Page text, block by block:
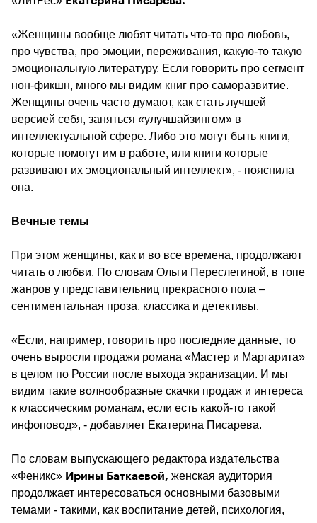
«Женщины вообще любят читать что-то про любовь,
про чувства, про эмоции, переживания, какую-то такую
эмоциональную литературу. Если говорить про сегмент
нон-фикшн, много мы видим книг про саморазвитие.
Женщины очень часто думают, как стать лучшей
версией себя, заняться «улучшайзингом» в
интеллектуальной сфере. Либо это могут быть книги,
которые помогут им в работе, или книги которые
развивают их эмоциональный интеллект», - пояснила
она.
Вечные темы
При этом женщины, как и во все времена, продолжают
читать о любви. По словам Ольги Переслегиной, в топе
жанров у представительниц прекрасного пола –
сентиментальная проза, классика и детективы.
«Если, например, говорить про последние данные, то
очень выросли продажи романа «Мастер и Маргарита»
в целом по России после выхода экранизации. И мы
видим такие волнообразные скачки продаж и интереса
к классическим романам, если есть какой-то такой
инфоповод», - добавляет Екатерина Писарева.
По словам выпускающего редактора издательства
«Феникс» Ирины Баткаевой, женская аудитория
продолжает интересоваться основными базовыми
темами - такими, как воспитание детей, психология,